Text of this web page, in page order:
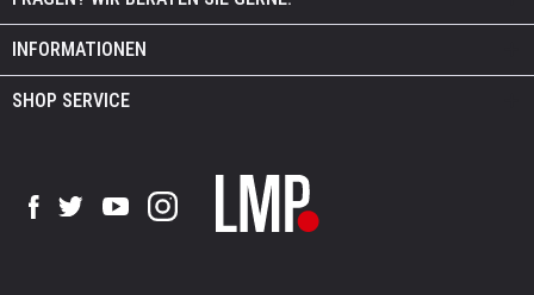
INFORMATIONEN
SHOP SERVICE